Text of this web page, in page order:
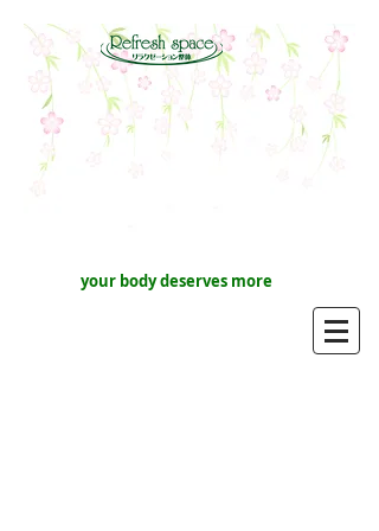
your body deserves more